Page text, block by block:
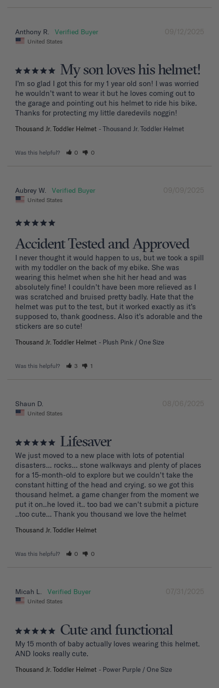
09/12/2025
Anthony R.
United States
My son loves his helmet!
I’m so glad I got this for my 1 year old son! I was worried
he wouldn’t want to wear it but he loves coming out to
the garage and pointing out his helmet to ride his bike.
Thanks for protecting my little daredevils noggin!
Thousand Jr. Toddler Helmet Thousand Jr. Toddler Helmet
Was this helpful? 0 0
09/09/2025
Aubrey W.
United States
Accident Tested and Approved
I never thought it would happen to us, but we took a spill
with my toddler on the back of my ebike. She was
wearing this helmet when she hit her head and was
absolutely fine! I couldn’t have been more relieved as I
was scratched and bruised pretty badly. Hate that the
helmet was put to the test, but it worked exactly as it’s
supposed to, thank goodness. Also it’s adorable and the
stickers are so cute!
Thousand Jr. Toddler Helmet Plush Pink / One Size
Was this helpful? 3 1
08/06/2025
Shaun D.
United States
Lifesaver
We just moved to a new place with lots of potential
disasters... rocks... stone walkways and plenty of places
for a 15-month-old to explore but we couldn't take the
constant hitting of the head and crying. so we got this
thousand helmet. a game changer from the moment we
put it on..he loved it.. too bad we can't submit a picture
..too cute... Thank you thousand we love the helmet
Thousand Jr. Toddler Helmet
Was this helpful? 0 0
07/31/2025
Micah L.
United States
Cute and functional
My 15 month of baby actually loves wearing this helmet.
AND looks really cute.
Thousand Jr. Toddler Helmet Power Purple / One Size